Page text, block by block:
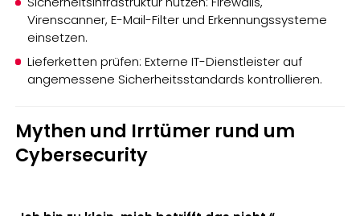
Virenscanner, E-Mail-Filter und Erkennungssysteme
einsetzen.
Lieferketten prüfen: Externe IT-Dienstleister auf
angemessene Sicherheitsstandards kontrollieren.
Mythen und Irrtümer rund um
Cybersecurity